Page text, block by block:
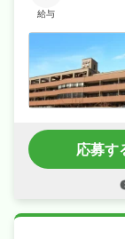
給与
応募す